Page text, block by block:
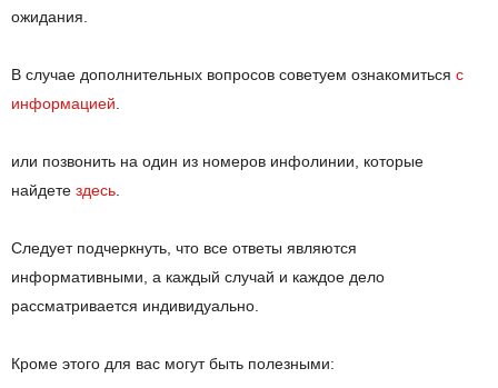
ожидания.
В случае дополнительных вопросов советуем ознакомиться с
информацией
или позвонить на один из номеров инфолинии, которые
найдете здесь
Следует подчеркнуть, что все ответы являются
информативными, а каждый случай и каждое дело
рассматривается индивидуально.
Кроме этого для вас могут быть полезными: